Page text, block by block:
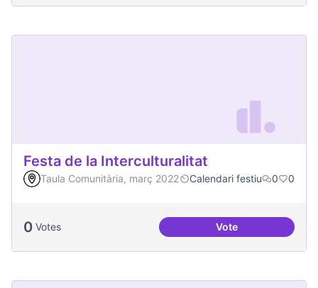
Festa de la Interculturalitat
Taula Comunitària, març 2022 Calendari festiu 0 0
0 Votes VoteFesta de la